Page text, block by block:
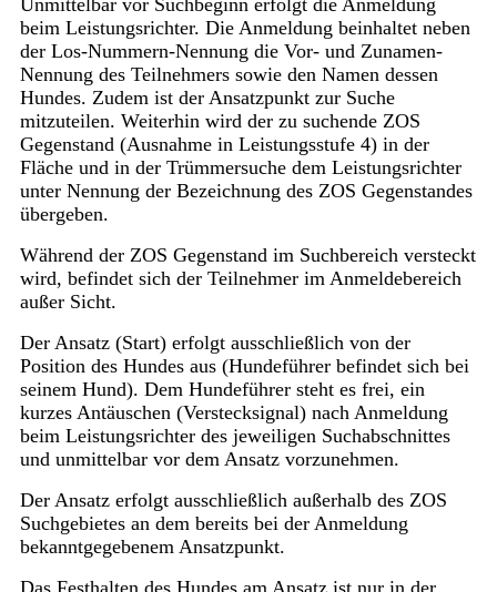
Unmittelbar vor Suchbeginn erfolgt die Anmeldung
beim Leistungsrichter. Die Anmeldung beinhaltet neben
der Los-Nummern-Nennung die Vor- und Zunamen-
Nennung des Teilnehmers sowie den Namen dessen
Hundes. Zudem ist der Ansatzpunkt zur Suche
mitzuteilen. Weiterhin wird der zu suchende ZOS
Gegenstand (Ausnahme in Leistungsstufe 4) in der
Fläche und in der Trümmersuche dem Leistungsrichter
unter Nennung der Bezeichnung des ZOS Gegenstandes
übergeben.
Während der ZOS Gegenstand im Suchbereich versteckt
wird, befindet sich der Teilnehmer im Anmeldebereich
außer Sicht.
Der Ansatz (Start) erfolgt ausschließlich von der
Position des Hundes aus (Hundeführer befindet sich bei
seinem Hund). Dem Hundeführer steht es frei, ein
kurzes Antäuschen (Verstecksignal) nach Anmeldung
beim Leistungsrichter des jeweiligen Suchabschnittes
und unmittelbar vor dem Ansatz vorzunehmen.
Der Ansatz erfolgt ausschließlich außerhalb des ZOS
Suchgebietes an dem bereits bei der Anmeldung
bekanntgegebenem Ansatzpunkt.